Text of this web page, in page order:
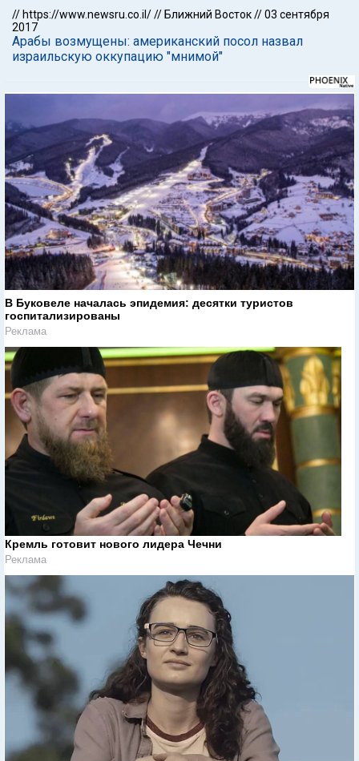
// https://www.newsru.co.il/// Ближний Восток//03 сентября
2017
Арабы возмущены: американский посол назвал
израильскую оккупацию "мнимой"
В Буковеле началась эпидемия: десятки туристов
госпитализированы
Реклама
Кремль готовит нового лидера Чечни
Реклама